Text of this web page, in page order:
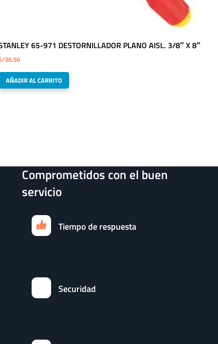
65-971 DESTORNILLADOR PLANO AISL. 3/8″ X 8″
36.50
AÑADIR AL CARRITO
Comprometidos con el buen
servicio
Tiempo de respuesta
Securidad